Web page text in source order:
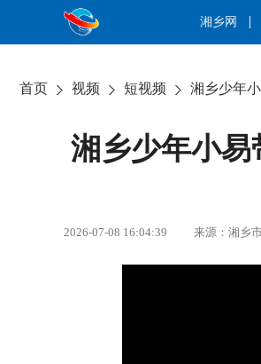
湘乡网
首页 视频 短视频 湘乡少年
湘乡少年小
2026-07-08 16:04:39 来源：湘乡